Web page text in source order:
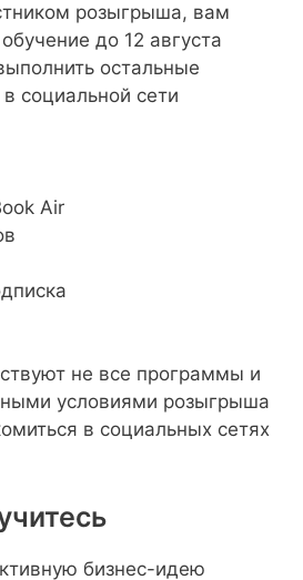
розыгрыша, вам
до 12 августа
остальные
социальной сети
Air
не все программы и
условиями розыгрыша
в социальных сетях
бизнес-идею